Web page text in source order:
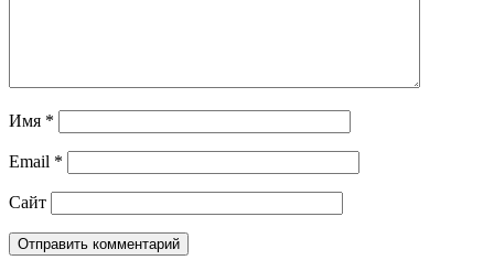
Имя *
Email *
Сайт